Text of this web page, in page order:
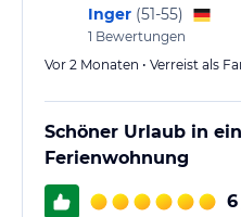
hinaus bieten wir unseren
ein 5 Meter langes Süßwasser-
ohne Gewähr und ohne
lies vor der Buchung die
Inger (51-55)
1 Bewertungen
Vor 2 Monaten • Verreist als
Schöner Urlaub in
Ferienwohnung
6